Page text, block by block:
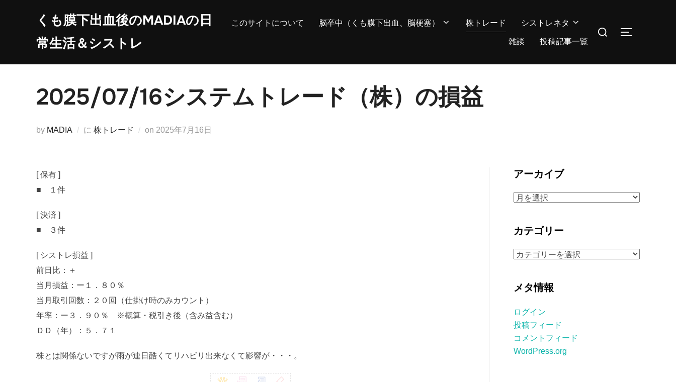
ツ
くも膜下出血後のMADIAの日
常生活＆シストレ
このサイトについて 脳卒中（くも膜下出血、脳梗塞） 株トレード
シストレネタ
雑談
投稿記事一覧
検
サイドバー
2025/07/16システムトレード（株）の損益
by MADIA に 株トレード on 投
2025年7月16日
[ 保有 ]
■ １件
[ 決済 ]
■ ３件
[ シストレ損益 ]
前日比：＋
当月損益：ー１．８０％
当月取引回数：２０回（仕掛け時のみカウント）
年率：ー３．９０％ ※概算・税引き後（含み益含む）
ＤＤ（年）：５．７１
株とは関係ないですが雨が連日酷くてリハビリ出来なくて影響が・・・。
アーカイブ
ア
イ
ブ
カテゴリー
カ
リ
メタ情報
ログイン
投稿フィード
コメントフィード
WordPress.org